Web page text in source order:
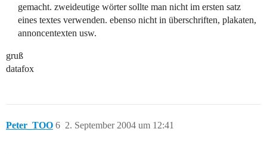
gemacht. zweideutige wörter sollte man nicht im ersten satz
eines textes verwenden. ebenso nicht in überschriften, plakaten,
annoncentexten usw.
gruß
datafox
Peter_TOO 2. September 2004 um 12:41
6